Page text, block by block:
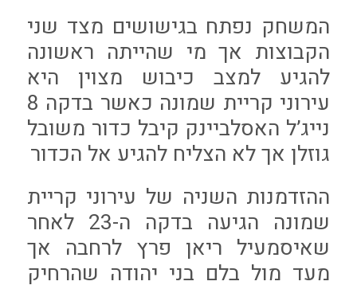
המשחק נפתח בגישושים מצד שני
הקבוצות אך מי שהייתה ראשונה
להגיע למצב כיבוש מצוין היא
עירוני קריית שמונה כאשר בדקה 8
נייג’ל האסלביינק קיבל כדור משובל
גוזלן אך לא הצליח להגיע אל הכדור
ההזדמנות השניה של עירוני קריית
שמונה הגיעה בדקה ה-23 לאחר
שאיסמעיל ריאן פרץ לרחבה אך
מעד מול בלם בני יהודה שהרחיק